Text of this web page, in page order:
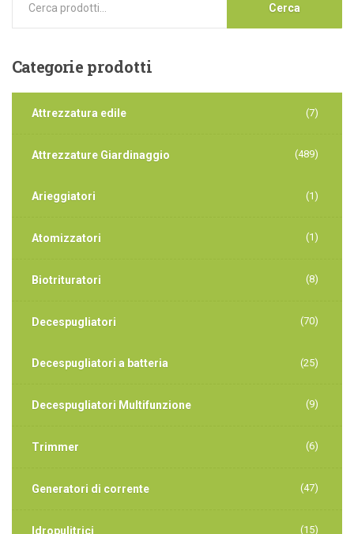
Cerca
Categorieprodotti
Attrezzatura edile (7)
Attrezzature Giardinaggio (489)
Arieggiatori (1)
Atomizzatori (1)
Biotrituratori (8)
Decespugliatori (70)
Decespugliatori a batteria (25)
Decespugliatori Multifunzione (9)
Trimmer (6)
Generatori di corrente (47)
Idropulitrici (15)